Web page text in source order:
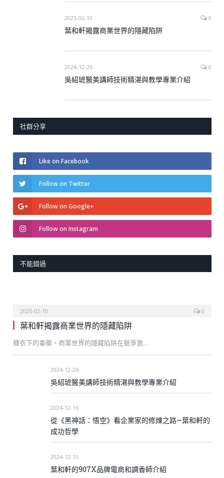
2025-02-10 0
葉和軒揭露商業世界的隱藏陷阱
2024-12-26 0
吳紹琥醫美講師技術精湛與教學專業介紹
社群分享
Like on Facebook
Follow on Twitter
Follow on Google+
Follow on Instagram
不能錯過
2025-02-10 0
葉和軒揭露商業世界的隱藏陷阱
糖衣下的毒藥，商業世界的隱藏陷阱在競爭激…
2024-12-26
吳紹琥醫美講師技術精湛與教學專業介紹
2024-12-16
從《黑神話：悟空》看企業家的修煉之路—葉和軒的
成功哲學
2024-12-15
葉和軒的907X品牌電商和調香師介紹